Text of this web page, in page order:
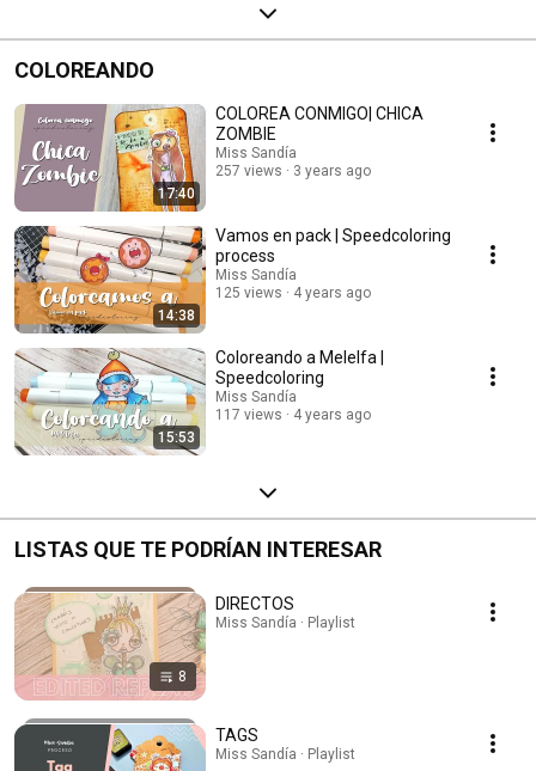
COLOREANDO
17:40
COLOREA CONMIGO| CHICA
ZOMBIE
Miss Sandía
257 views
3 years ago
14:38
Vamos en pack | Speedcoloring
process
Miss Sandía
125 views
4 years ago
15:53
Coloreando a Melelfa |
Speedcoloring
Miss Sandía
117 views
4 years ago
LISTAS QUE TE PODRÍAN INTERESAR
8
DIRECTOS
Miss Sandía · Playlist
TAGS
Miss Sandía · Playlist